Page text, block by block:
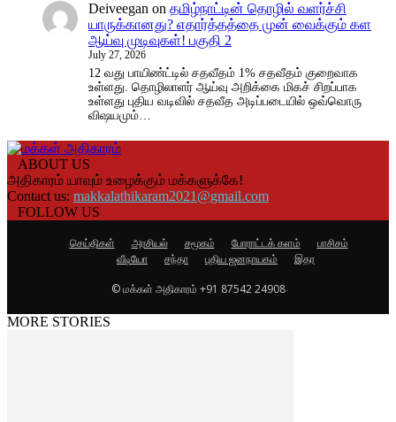
Deiveegan on தமிழ்நாட்டின் தொழில் வளர்ச்சி
யாருக்கானது? எதார்த்தத்தை முன் வைக்கும் கள
ஆய்வு முடிவுகள்! பகுதி 2
July 27, 2026
12 வது பாயிண்ட்டில் சதவீதம் 1% சதவீதம் குறைவாக
உள்ளது. தொழிலாளர் ஆய்வு அறிக்கை மிகச் சிறப்பாக
உள்ளது புதிய வடிவில் சதவீத அடிப்படையில் ஒவ்வொரு
விஷயமும்…
ABOUT US
அதிகாரம் யாவும் உழைக்கும் மக்களுக்கே!
Contact us: makkalathikaram2021@gmail.com
FOLLOW US
செய்திகள் அரசியல் சமூகம் போராட்டக் களம்
பாசிசம்
வீடியோ
சந்தா புதிய ஜனநாயகம்
இதர
© மக்கள் அதிகாரம் +91 87542 24908
MORE STORIES